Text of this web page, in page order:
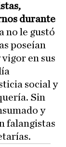
durante
no le gustó
poseían
en sus
social y
Sin
y
falangistas